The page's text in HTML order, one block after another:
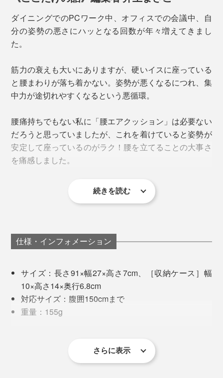
3. バルブの中央を指で押すと空気が抜けるので、
好みの硬さに微調整 ※使用時はバルプのキャプ
を押すとペチャンコにたためます。
直接口を付けなくてもいいから衛生的。家族やパートナ
ーとも気兼ねなく共用できるのも嬉しいポイントです。
背中をサポートしたい方は少し上に、尾てい骨への負担
を和らげたい方は下の位置に。硬さや装着位置はお好み
でどうぞ。
イスに直接装着すれば、背もたれがクッション化！
オフィスや会議室、ダイニングのイスを即席で快適にで
きちゃいます。
腰に負担がかかりやすい新幹線や飛行機、長距離バスで
の移動時、長時間ドライブでも、荷物がかさばらず快
適。
丸洗いのお手入れはできませんが、汚れたらかたく絞っ
た濡れタオルなどで表面を拭き取ってください。
ダイニングでのPCワーク中、オフィスでの会議中、自
分の姿勢の悪さにハッとなる回数が年々増えてきまし
た。
筋力の衰えも大いにありますが、硬いイスに座っている
と腰まわりが落ち着かない。姿勢が悪くなるにつれ、集
中力が途切れやすくなるという悪循環。
腰痛持ちでもない私に「腰エアクッション」は必要ない
だろうと思っていましたが、これを着けていると姿勢が
安定して座っているのがラク！腰を立てることの大事さ
を痛感しました。
これを装着していると、姿勢がシャキッとして集中スイ
ッチが入る感覚になるのです。
続きを読む
仕様・インフォメーション
サイズ：長さ91×幅27×高さ7cm、［収納ケース］幅
10×高さ14×奥行6.8cm
対応サイズ：腹囲150cmまで
重量：155g
※本品は医療機器ではなく、病気の診断、治療、予防を目的とするものでは
※先の鋭利なもの、火気や熱を発するものとの接触を避けてください。
さらに表示